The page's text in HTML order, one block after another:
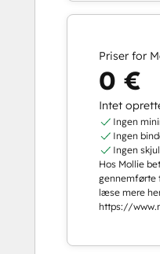
Priser for
0 €
Intet
Ingen
Ingen
Ingen
Hos Mollie
gennemførte
læse mere
https://